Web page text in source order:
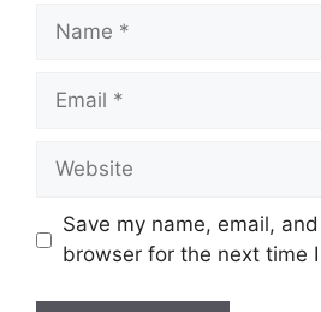
Name
Email
Website
Save my name, email,
browser for the next time